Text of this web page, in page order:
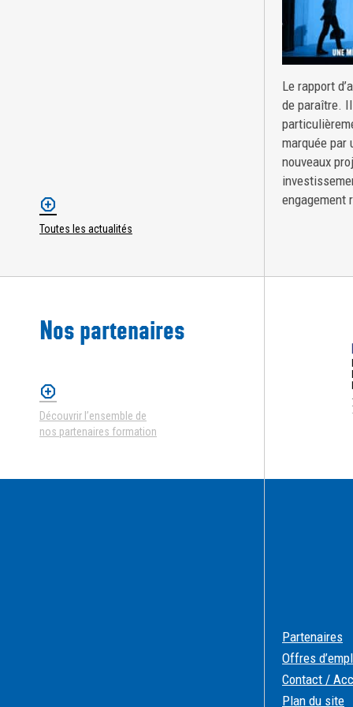
Toutes les actualités
Le rapport
de paraître.
marquée par
nouveaux
engagement
Nos partenaires
Découvrir l’ensemble de
nos partenaires formation
Partenaires
Offres
Contact /
Plan du site